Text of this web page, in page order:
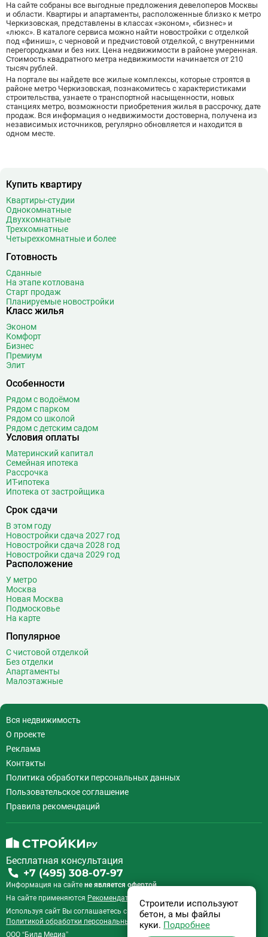
Бульвар Адмирала Ушакова 5
Бульвар Дмитрия Донского
Бульвар Рокоссовского 22
Бунинская аллея
Бутырская
В Вавиловская
Варшавская 2
ВДНХ 31
Верхние Лихоборы
Волгоградский проспект
Волжская
Волоколамская
Волхонка
Выставочная
Выставочный центр
Выхино
Г
Д
Дмитровская
Добрынинская
Домодедовская
Дорогомиловская
Достоевская
Дубровка
Ж Жулебино
З
Зябликово
И Измайловская
К
Каховская
Киевская
Китай-город
Кленовый бульвар
Кожуховская
Коммунарка 22
Комсомольская
Коньково
Косино
Котельники
Красногвардейская
Краснопресненская
Красносельская 19
Красные ворота
Крестьянская застава
Кропоткинская
Крылатское
Кузнецкий Мост 8
Кузьминки
Кунцевская
На сайте собраны все выгодные предложения девелоперов Москвы
и области. Квартиры и апартаменты, расположенные близко к метро
Черкизовская, представлены в классах «эконом», «бизнес» и
«люкс». В каталоге сервиса можно найти новостройки с отделкой
под «финиш», с черновой и предчистовой отделкой, с внутренними
перегородками и без них. Цена недвижимости в районе умеренная.
Стоимость квадратного метра недвижимости начинается от 210
тысяч рублей.
На портале вы найдете все жилые комплексы, которые строятся в
районе метро Черкизовская, познакомитесь с характеристиками
строительства, узнаете о транспортной насыщенности, новых
станциях метро, возможности приобретения жилья в рассрочку, дате
продаж. Вся информация о недвижимости достоверна, получена из
независимых источников, регулярно обновляется и находится в
одном месте.
Купить квартиру
Квартиры-студии
Однокомнатные
Двухкомнатные
Трехкомнатные
Четырехкомнатные и более
Готовность
Сданные
На этапе котлована
Старт продаж
Планируемые новостройки
Класс жилья
Эконом
Комфорт
Бизнес
Премиум
Элит
Особенности
Рядом с водоёмом
Рядом с парком
Рядом со школой
Рядом с детским садом
Условия оплаты
Материнский капитал
Семейная ипотека
Рассрочка
ИТ-ипотека
Ипотека от застройщика
Срок сдачи
В этом году
Новостройки сдача 2027 год
Новостройки сдача 2028 год
Новостройки сдача 2029 год
Расположение
У метро
Москва
Новая Москва
Подмосковье
На карте
Популярное
С чистовой отделкой
Без отделки
Апартаменты
Малоэтажные
Вся недвижимость
О проекте
Реклама
Контакты
Политика обработки персональных данных
Пользовательское соглашение
Правила рекомендаций
Бесплатная консультация
+7 (495) 308-07-97
Информация на сайте не является офертой.
На сайте применяются Рекомендательные технологии
Используя сайт Вы соглашаетесь с
Пользовательским соглашением
Политикой обработки персональных данных
ООО “Билд Медиа”
Строители используют
бетон, а мы файлы
куки. Подробнее